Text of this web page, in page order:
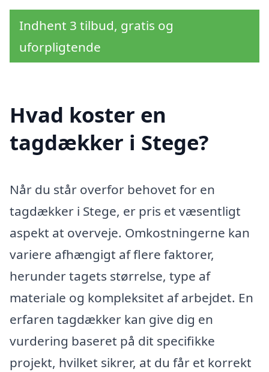
Indhent 3 tilbud, gratis og
uforpligtende
Hvad koster en
tagdækker i Stege?
Når du står overfor behovet for en
tagdækker i Stege, er pris et væsentligt
aspekt at overveje. Omkostningerne kan
variere afhængigt af flere faktorer,
herunder tagets størrelse, type af
materiale og kompleksitet af arbejdet. En
erfaren tagdækker kan give dig en
vurdering baseret på dit specifikke
projekt, hvilket sikrer, at du får et korrekt